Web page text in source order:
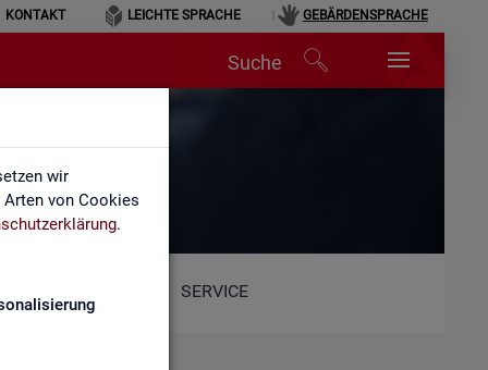
wir
von Cookies
.
KONTAKT LEICHTE SPRACHE GEBÄRDENSPRACHE
Suche
SERVICE